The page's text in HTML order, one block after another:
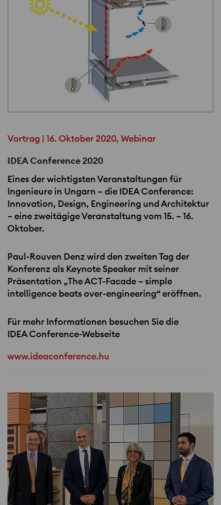
Vortrag | 16. Oktober 2020, Webinar
IDEA Conference 2020
Eines der wichtigsten Veranstaltungen für
Ingenieure in Ungarn – die IDEAConference:
Innovation, Design, Engineering und Architektur
– eine zweitägige Veranstaltung vom 15. – 16.
Oktober.
Paul-Rouven Denz wird den zweiten Tag der
Konferenz als Keynote Speaker mit seiner
Präsentation „TheACT-Facade – simple
intelligence beats over-engineering“ eröffnen.
Für mehr Informationen besuchen Sie die
IDEAConference-Webseite
www.ideaconference.hu